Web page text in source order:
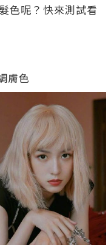
色呢？快來測試看